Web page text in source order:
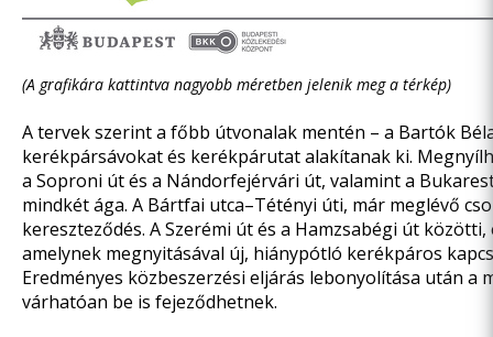
(A grafikára kattintva nagyobb méretben jelenik meg a térkép)
A tervek szerint a főbb útvonalak mentén – a Bartók
kerékpársávokat és kerékpárutat alakítanak ki.
a Soproni út és a Nándorfejérvári út, valamint a
mindkét ága. A Bártfai utca–Tétényi úti, már meglévő
kereszteződés. A Szerémi út és a Hamzsabégi út
amelynek megnyitásával új, hiánypótló kerékpáros
Eredményes közbeszerzési eljárás lebonyolítása után
várhatóan be is fejeződhetnek.